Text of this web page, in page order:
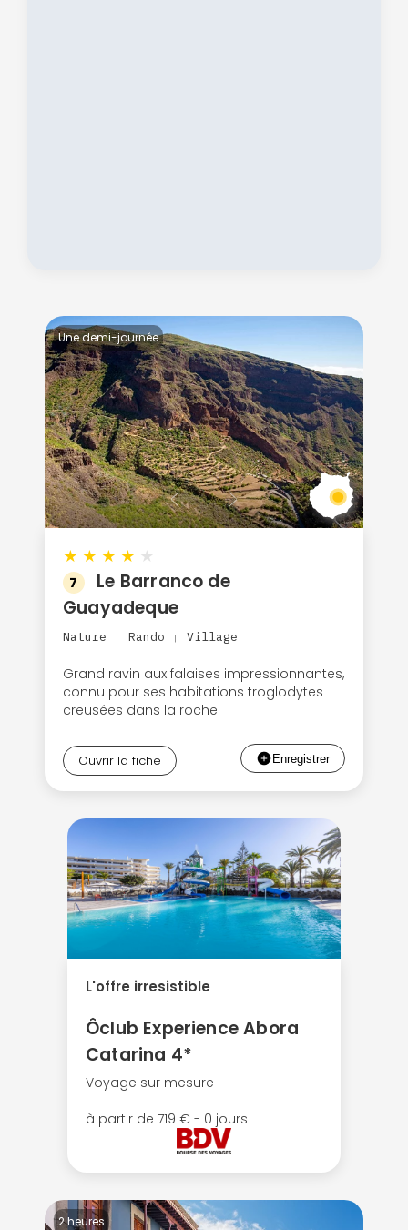
Une demi-journée
★ ★ ★ ★ ★
7
Le Barranco de
Guayadeque
Nature | Rando | Village
Grand ravin aux falaises impressionnantes,
connu pour ses habitations troglodytes
creusées dans la roche.
Ouvrir la fiche
L'offre irresistible
Ôclub Experience Abora
Catarina 4*
Voyage sur mesure
à partir de 719 € - 0 jours
2 heures